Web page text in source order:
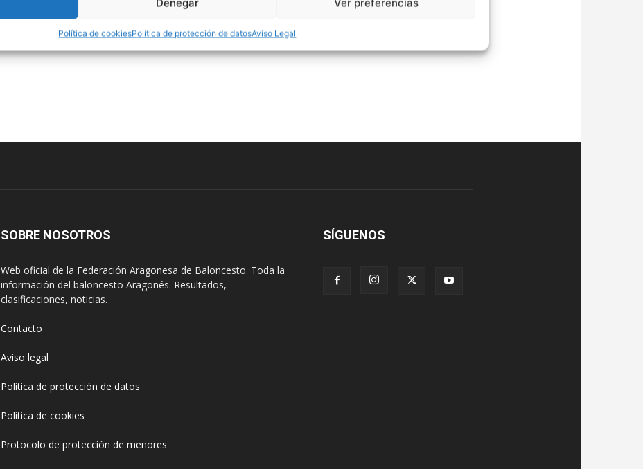
Denegar Ver preferencias
Política de cookiesPolítica de protección de datosAviso Legal
SOBRE NOSOTROS
Web oficial de la Federación Aragonesa de Baloncesto. Toda la
información del baloncesto Aragonés. Resultados,
clasificaciones, noticias.
Contacto
Aviso legal
Política de protección de datos
Política de cookies
Protocolo de protección de menores
SÍGUENOS